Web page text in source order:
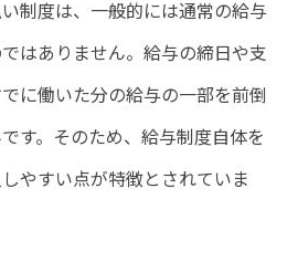
制度は、一般的には通常の給与
はありません。給与の締日や支
に働いた分の給与の一部を前倒
す。そのため、給与制度自体を
やすい点が特徴とされていま